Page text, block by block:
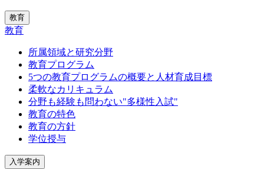
教育
教育
所属領域と研究分野
教育プログラム
5つの教育プログラムの概要と人材育成目標
柔軟なカリキュラム
分野も経験も問わない"多様性入試"
教育の特色
教育の方針
学位授与
入学案内